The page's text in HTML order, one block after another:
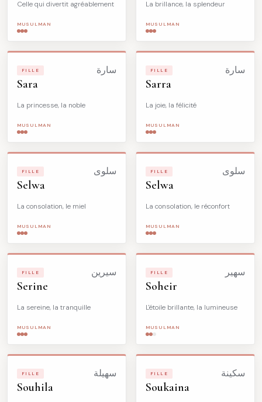
Celle qui divertit agréablement
MUSULMAN
La brillance, la splendeur
MUSULMAN
FILLE سارة
Sara
La princesse, la noble
MUSULMAN
FILLE سارة
Sarra
La joie, la félicité
MUSULMAN
FILLE سلوى
Selwa
La consolation, le miel
MUSULMAN
FILLE سلوى
Selwa
La consolation, le réconfort
MUSULMAN
FILLE سيرين
Serine
La sereine, la tranquille
MUSULMAN
FILLE سهير
Soheir
L'étoile brillante, la lumineuse
MUSULMAN
FILLE سهيلة
Souhila
FILLE سكينة
Soukaina